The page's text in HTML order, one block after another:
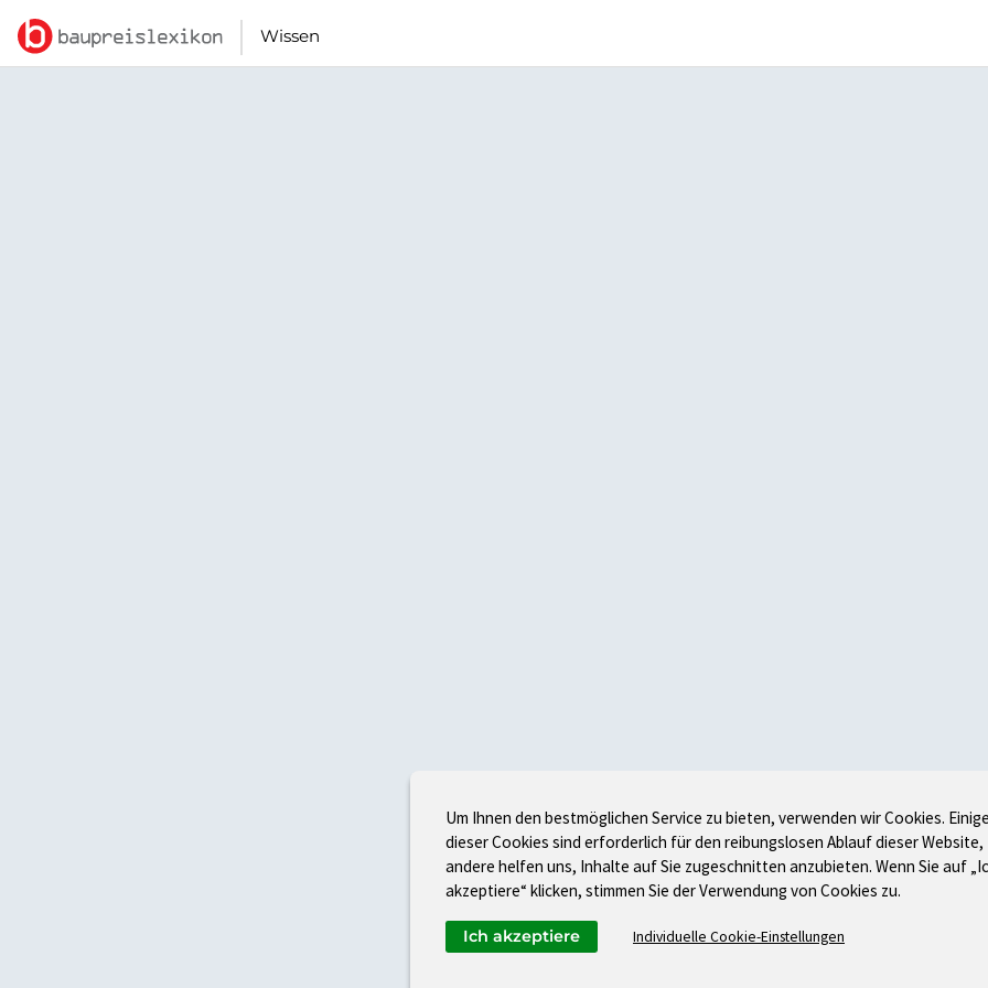
Wissen
Um Ihnen den bestmöglichen Service zu bieten, verwenden wir Cookies.
dieser Cookies sind erforderlich für den reibungslosen Ablauf dieser Website,
andere helfen uns, Inhalte auf Sie zugeschnitten anzubieten. Wenn Sie auf
akzeptiere“ klicken, stimmen Sie der Verwendung von Cookies zu.
Individuelle Cookie-Einstellungen
Ich akzeptiere